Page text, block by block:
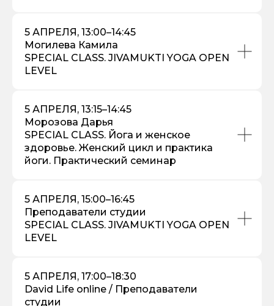
5 АПРЕЛЯ, 13:00–14:45
Могилева Камила
SPECIAL CLASS. JIVAMUKTI YOGA OPEN
LEVEL
5 АПРЕЛЯ, 13:15–14:45
Морозова Дарья
SPECIAL CLASS. Йога и женское
здоровье. Женский цикл и практика
йоги. Практический семинар
5 АПРЕЛЯ, 15:00–16:45
Преподаватели студии
SPECIAL CLASS. JIVAMUKTI YOGA OPEN
LEVEL
5 АПРЕЛЯ, 17:00–18:30
David Life online / Преподаватели
студии